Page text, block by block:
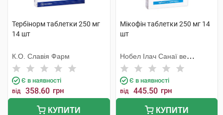
Тербінорм таблетки 250 мг
14 шт
К.О. Славія Фарм
Є в наявності
від 358.60 грн
КУПИТИ
Мікофін таблетки 250 мг 14
шт
Нобел Ілач Санаї ве
Тіджарет
Є в наявності
від 445.50 грн
КУПИТИ